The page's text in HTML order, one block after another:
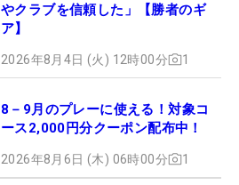
やクラブを信頼した」【勝者のギ
ア】
2026年8月4日 (火) 12時00分 1
8－9月のプレーに使える！対象コ
ース2,000円分クーポン配布中！
2026年8月6日 (木) 06時00分 1